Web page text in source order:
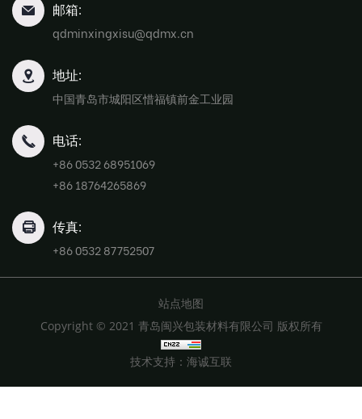
邮箱:
qdminxingxisu@qdmx.cn
地址:
中国青岛市城阳区惜福镇前金工业园
电话:
+86 0532 68951069
+86 18764265869
传真:
+86 0532 87752507
站点地图
Copyright © 2021 青岛闽兴包装材料有限公司 版权所有
技术支持：海诚互联